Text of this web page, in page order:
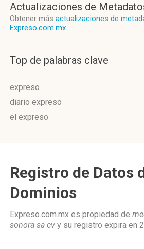
Actualizaciones de
Obtener más actualizaciones de
Expreso.com.mx
Top de palabras clave
expreso
diario expreso
el expreso
Registro de Datos
Dominios
Expreso.com.mx es propiedad de
sonora sa cv y su registro expira en